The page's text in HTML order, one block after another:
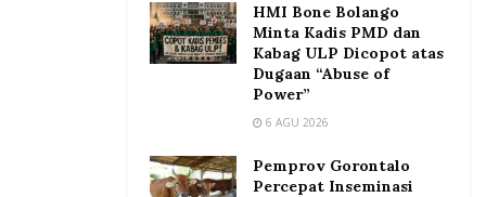
HMI Bone Bolango
Minta Kadis PMD dan
Kabag ULP Dicopot atas
Dugaan “Abuse of
Power”
6 AGU 2026
Pemprov Gorontalo
Percepat Inseminasi